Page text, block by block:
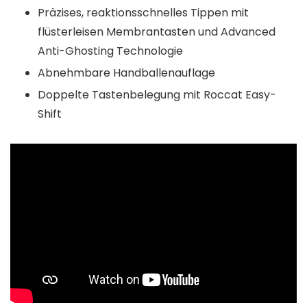
Präzises, reaktionsschnelles Tippen mit
flüsterleisen Membrantasten und Advanced
Anti-Ghosting Technologie
Abnehmbare Handballenauflage
Doppelte Tastenbelegung mit Roccat Easy-
Shift